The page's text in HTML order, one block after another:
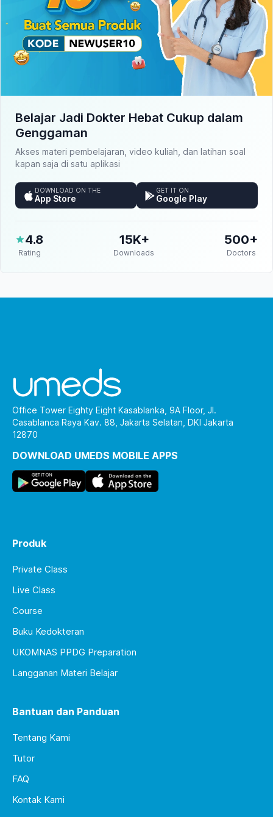
Belajar Jadi Dokter Hebat Cukup dalam
Genggaman
Akses materi pembelajaran, video kuliah, dan latihan soal
kapan saja di satu aplikasi
DOWNLOAD ON THE
App Store
GET IT ON
Google Play
4.8
Rating
15K+
Downloads
500+
Doctors
Office Tower Eighty Eight Kasablanka, 9A Floor, Jl.
Casablanca Raya Kav. 88, Jakarta Selatan, DKI Jakarta
12870
DOWNLOAD UMEDS MOBILE APPS
Produk
Private Class
Live Class
Course
Buku Kedokteran
UKOMNAS PPDG Preparation
Langganan Materi Belajar
Bantuan dan Panduan
Tentang Kami
Tutor
FAQ
Kontak Kami